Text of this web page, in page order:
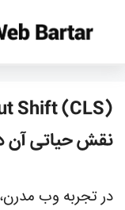
نقش حیاتی آن
در تجربه وب